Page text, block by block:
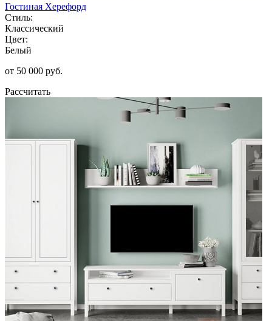
Гостиная Херефорд
Стиль:
Классический
Цвет:
Белый
от 50 000 руб.
Рассчитать